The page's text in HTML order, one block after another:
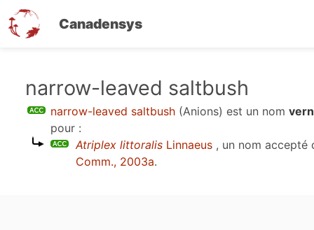
Canadensys
contenu
narrow-leaved saltbush
narrow-leaved saltbush (Anions) est un nom
pour :
Atriplex littoralis Linnaeus , un nom accepté
Comm., 2003a.